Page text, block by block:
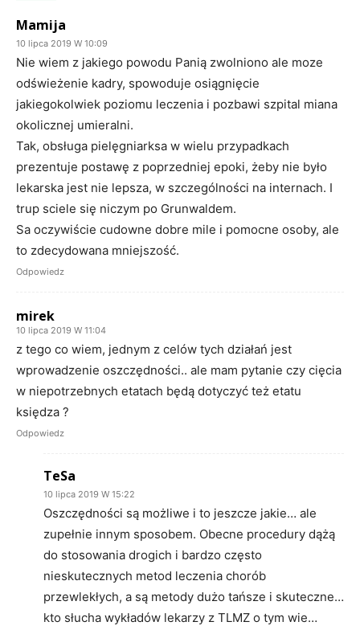
Mamija
10 lipca 2019 W 10:09
Nie wiem z jakiego powodu Panią zwolniono ale moze
odświeżenie kadry, spowoduje osiągnięcie
jakiegokolwiek poziomu leczenia i pozbawi szpital miana
okolicznej umieralni.
Tak, obsługa pielęgniarksa w wielu przypadkach
prezentuje postawę z poprzedniej epoki, żeby nie było
lekarska jest nie lepsza, w szczególności na internach. I
trup sciele się niczym po Grunwaldem.
Sa oczywiście cudowne dobre mile i pomocne osoby, ale
to zdecydowana mniejszość.
Odpowiedz
mirek
10 lipca 2019 W 11:04
z tego co wiem, jednym z celów tych działań jest
wprowadzenie oszczędności.. ale mam pytanie czy cięcia
w niepotrzebnych etatach będą dotyczyć też etatu
księdza ?
Odpowiedz
TeSa
10 lipca 2019 W 15:22
Oszczędności są możliwe i to jeszcze jakie… ale
zupełnie innym sposobem. Obecne procedury dążą
do stosowania drogich i bardzo często
nieskutecznych metod leczenia chorób
przewlekłych, a są metody dużo tańsze i skuteczne…
kto słucha wykładów lekarzy z TLMZ o tym wie…